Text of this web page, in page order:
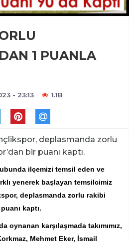
1 PUANLA
- 23:13 1.1B
deplasmanda zorlu
bir puanı kaptı.
ilçemizi temsil eden ve
yenerek başlayan temsilcimiz
deplasmanda zorlu rakibi
kaptı.
oynanan karşılaşmada takımımız,
Mehmet Eker, İsmail